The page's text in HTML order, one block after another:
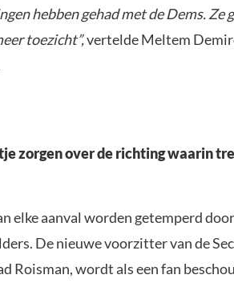
hebben gehad met de Dems. Ze
toezicht”,vertelde Meltem
zorgen over de richting waarin
elke aanval worden getemperd
De nieuwe voorzitter van de
Roisman, wordt als een fan